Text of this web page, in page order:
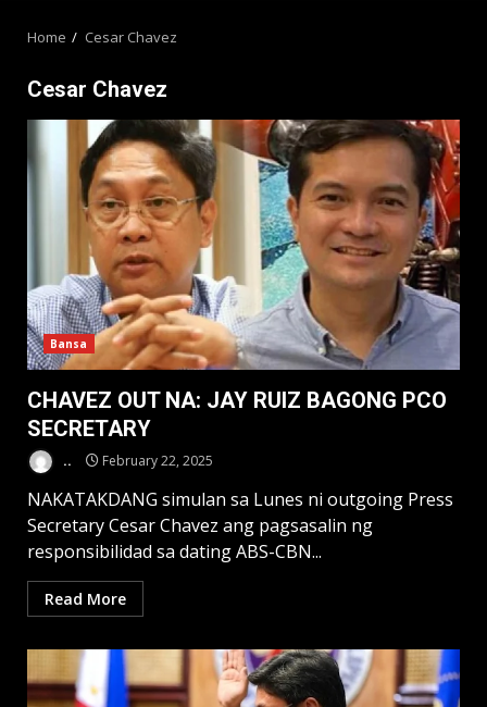
Home Cesar Chavez
Cesar Chavez
Bansa
CHAVEZ OUT NA: JAY RUIZ BAGONG PCO
SECRETARY
.. February 22, 2025
NAKATAKDANG simulan sa Lunes ni outgoing Press
Secretary Cesar Chavez ang pagsasalin ng
responsibilidad sa dating ABS-CBN...
Read More